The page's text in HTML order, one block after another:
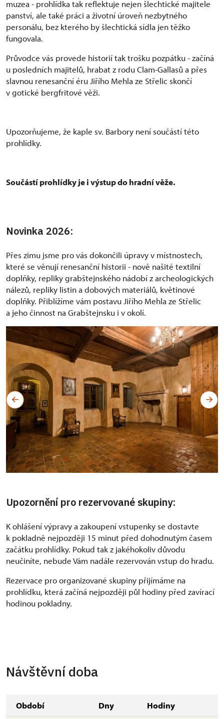
muzea - prohlídka tak reflektuje nejen šlechtické majitele
panství, ale také práci a životní úroveň nezbytného
personálu, bez kterého by šlechtická sídla jen těžko
fungovala.
Průvodce vás provede historií tak trošku pozpátku - začíná
u posledních majitelů, hrabat z rodu Clam-Gallasů a přes
slavnou renesanční éru Jiřího Mehla ze Střelic skončí
v gotické bergfritové věži.
Upozorňujeme, že kaple sv. Barbory není součástí této
prohlídky.
Součástí prohlídky je i výstup do hradní věže.
Novinka 2026:
Přes zimu jsme pro vás dokončili úpravy v místnostech,
které se věnují renesanční historii - nově našité textilní
doplňky, repliky grabštejnského nádobí z archeologických
nálezů, repliky listin a dobových materiálů, květinové
doplňky. Přiblížíme vám postavu Jiřího Mehla ze Střelic
a jeho činnost na Grabštejnsku i v okolí.
Upozornění pro rezervované skupiny:
K ohlášení výpravy a zakoupení vstupenky se dostavte
k pokladně nejpozději 15 minut před dohodnutým časem
začátku prohlídky. Pokud tak z jakéhokoliv důvodu
neučiníte, nebude Vám nadále rezervován vstup do hradu.
Rezervace pro organizované skupiny přijímáme na
prohlídku, která začíná nejpozději půl hodiny před zavírací
hodinou pokladny.
Návštěvní doba
Období Dny Hodiny